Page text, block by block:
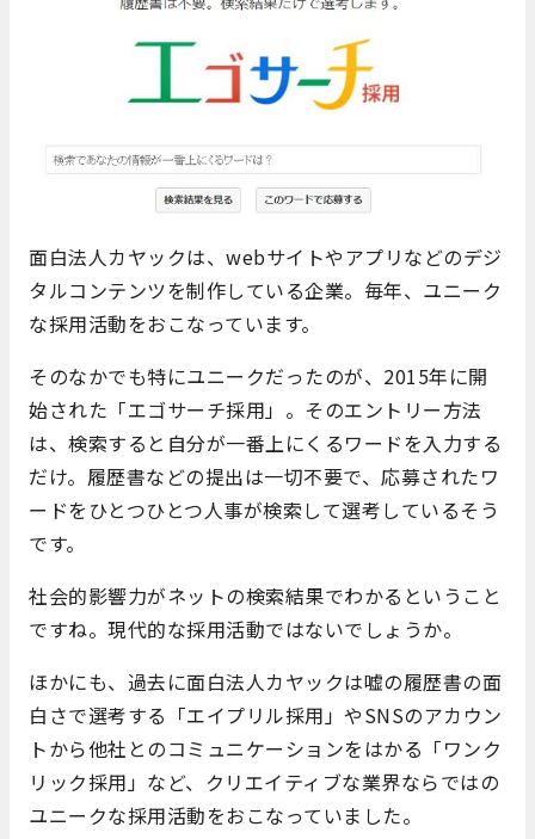
面白法人カヤックは、webサイトやアプリなどのデジ
タルコンテンツを制作している企業。毎年、ユニーク
な採用活動をおこなっています。
そのなかでも特にユニークだったのが、2015年に開
始された「エゴサーチ採用」。そのエントリー方法
は、検索すると自分が一番上にくるワードを入力する
だけ。履歴書などの提出は一切不要で、応募されたワ
ードをひとつひとつ人事が検索して選考しているそう
です。
社会的影響力がネットの検索結果でわかるということ
ですね。現代的な採用活動ではないでしょうか。
ほかにも、過去に面白法人カヤックは嘘の履歴書の面
白さで選考する「エイプリル採用」やSNSのアカウン
トから他社とのコミュニケーションをはかる「ワンク
リック採用」など、クリエイティブな業界ならではの
ユニークな採用活動をおこなっていました。